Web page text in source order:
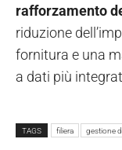
rafforzamento
riduzione
fornitura e una
a dati più
TAGS filiera gestione